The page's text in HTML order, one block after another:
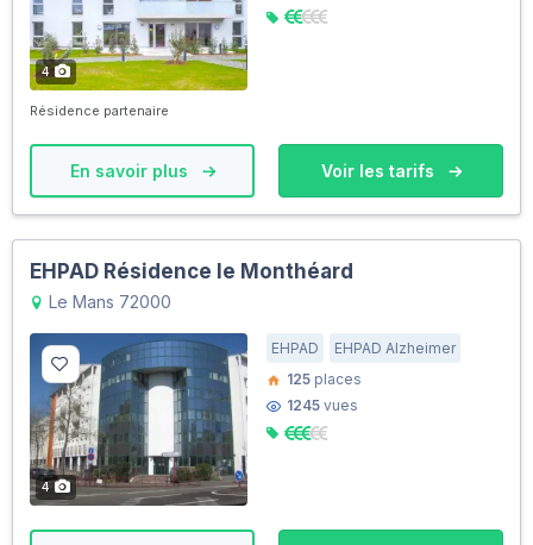
4
Résidence partenaire
En savoir plus Voir les tarifs
EHPAD Résidence le Monthéard
Le Mans 72000
4
EHPAD
EHPAD Alzheimer
125 places
1245 vues